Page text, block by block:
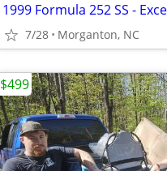
1999 Formula 252 SS -
7/28 Morganton, NC
$499